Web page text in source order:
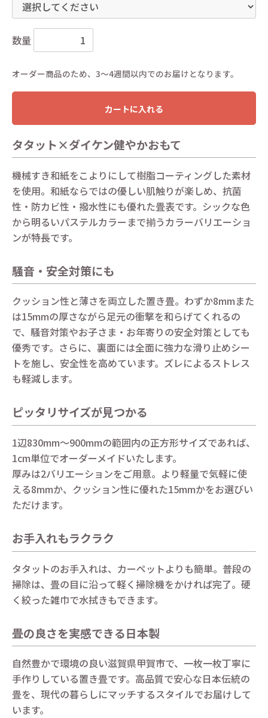
数量
オーダー商品のため、3〜4週間以内でのお届けとなります。
カートに入れる
タタット×ダイケン健やかおもて
機械すき和紙をこよりにして樹脂コーティングした素材
を使用。和紙ならではの優しい肌触りが楽しめ、抗菌
性・防カビ性・撥水性にも優れた畳表です。シックな色
から明るいパステルカラーまで揃うカラーバリエーショ
ンが特長です。
騒音・安全対策にも
クッション性と薄さを両立した置き畳。わずか8mmまた
は15mmの厚さながら足元の衝撃を和らげてくれるの
で、騒音対策やお子さま・お年寄りの安全対策としても
優秀です。さらに、裏面には全面に強力な滑り止めシー
トを施し、安全性を高めています。ズレによるストレス
も軽減します。
ピッタリサイズが見つかる
1辺830mm～900mmの範囲内の正方形サイズであれば、
1cm単位でオーダーメイドいたします。
厚みは2バリエーションをご用意。より軽量で気軽に使
える8mmか、クッション性に優れた15mmかをお選びい
ただけます。
お手入れもラクラク
タタットのお手入れは、カーペットよりも簡単。普段の
掃除は、畳の目に沿って軽く掃除機をかければ完了。硬
く絞った雑巾で水拭きもできます。
畳の良さを実感できる日本製
自然豊かで環境の良い滋賀県甲賀市で、一枚一枚丁寧に
手作りしている置き畳です。高品質で安心な日本伝統の
畳を、現代の暮らしにマッチするスタイルでお届けして
います。